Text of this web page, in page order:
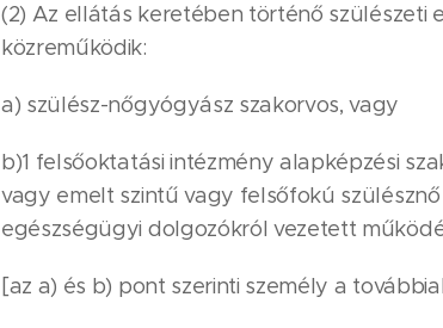
(2) Az ellátás keretében történő szülészeti
közreműködik:
a) szülész-nőgyógyász szakorvos, vagy
b)1 felsőoktatási intézmény alapképzési
vagy emelt szintű vagy felsőfokú
egészségügyi dolgozókról vezetett
[az a) és b) pont szerinti személy a